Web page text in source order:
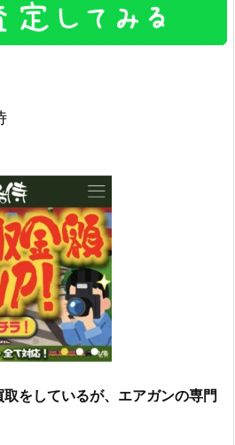
をしているが、エアガンの専門